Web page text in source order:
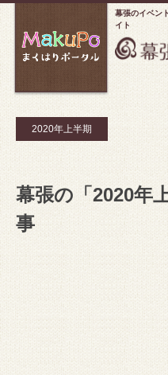
幕張のイベン
イト
2020年上半期
幕張の「2020年
事